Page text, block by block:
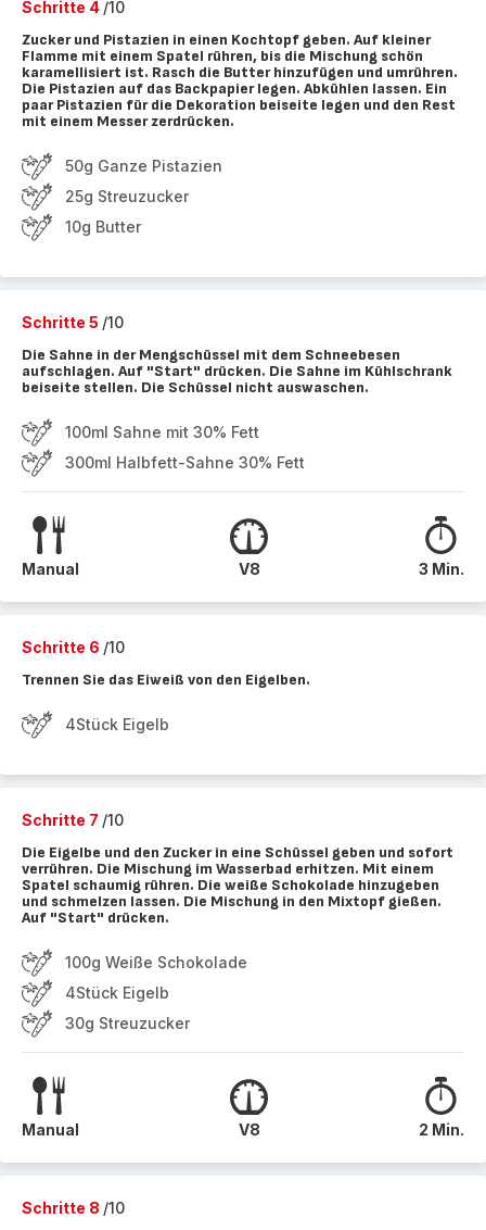
Schritte 4 /10
Zucker und Pistazien in einen Kochtopf geben. Auf kleiner
Flamme mit einem Spatel rühren, bis die Mischung schön
karamellisiert ist. Rasch die Butter hinzufügen und umrühren.
Die Pistazien auf das Backpapier legen. Abkühlen lassen. Ein
paar Pistazien für die Dekoration beiseite legen und den Rest
mit einem Messer zerdrücken.
50g Ganze Pistazien
25g Streuzucker
10g Butter
Schritte 5 /10
Die Sahne in der Mengschüssel mit dem Schneebesen
aufschlagen. Auf "Start" drücken. Die Sahne im Kühlschrank
beiseite stellen. Die Schüssel nicht auswaschen.
100ml Sahne mit 30% Fett
300ml Halbfett-Sahne 30% Fett
Manual V8 3 Min.
Schritte 6 /10
Trennen Sie das Eiweiß von den Eigelben.
4Stück Eigelb
Schritte 7 /10
Die Eigelbe und den Zucker in eine Schüssel geben und sofort
verrühren. Die Mischung im Wasserbad erhitzen. Mit einem
Spatel schaumig rühren. Die weiße Schokolade hinzugeben
und schmelzen lassen. Die Mischung in den Mixtopf gießen.
Auf "Start" drücken.
100g Weiße Schokolade
4Stück Eigelb
30g Streuzucker
Manual V8 2 Min.
Schritte 8 /10